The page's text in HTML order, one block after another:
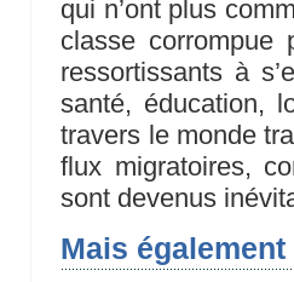
qui n’ont plus
classe corrompue
ressortissants à
santé, éducation,
travers le monde
flux migratoires,
sont devenus
Mais